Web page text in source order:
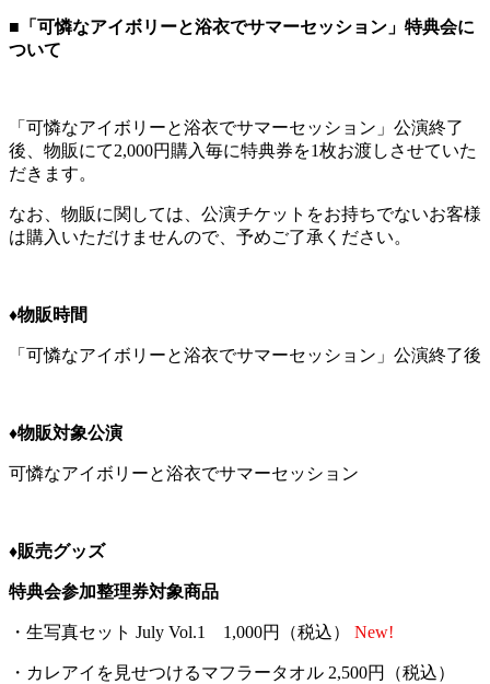
■「可憐なアイボリーと浴衣でサマーセッション」特典会に
ついて
「可憐なアイボリーと浴衣でサマーセッション」公演終了
後、物販にて2,000円購入毎に特典券を1枚お渡しさせていた
だきます。
なお、物販に関しては、公演チケットをお持ちでないお客様
は購入いただけませんので、予めご了承ください。
♦︎物販時間
「可憐なアイボリーと浴衣でサマーセッション」公演終了後
♦︎物販対象公演
可憐なアイボリーと浴衣でサマーセッション
♦︎販売グッズ
特典会参加整理券対象商品
・生写真セット July Vol.1 1,000円（税込） New!
・カレアイを見せつけるマフラータオル 2,500円（税込）